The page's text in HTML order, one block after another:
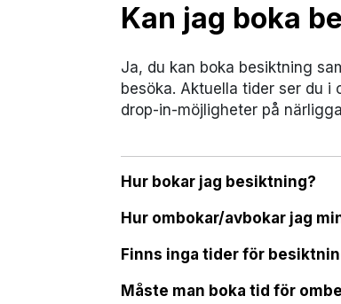
Kan jag boka
Ja, du kan boka besiktning
besöka. Aktuella tider ser du i
drop-in-möjligheter på
Hur bokar jag besiktning?
Hur ombokar/avbokar jag
Finns inga tider för
Måste man boka tid för